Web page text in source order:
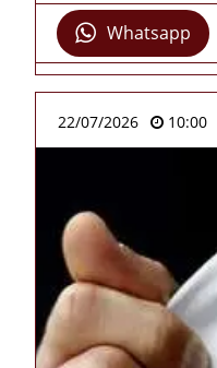
Whatsapp
22/07/2026 10:00